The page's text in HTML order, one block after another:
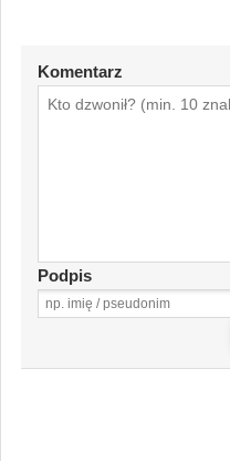
Komentarz
Podpis